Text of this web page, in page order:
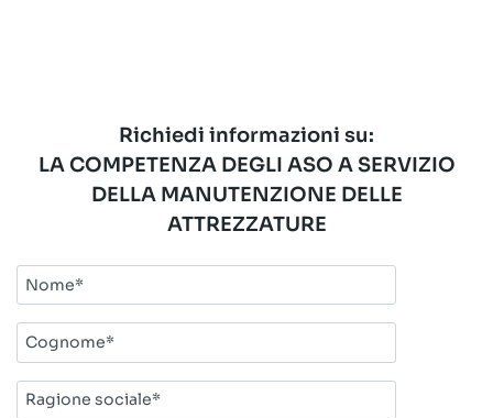
Richiedi informazioni su:
LA COMPETENZA DEGLI ASO A SERVIZIO
DELLA MANUTENZIONE DELLE
ATTREZZATURE
Nome*
Cognome*
Ragione